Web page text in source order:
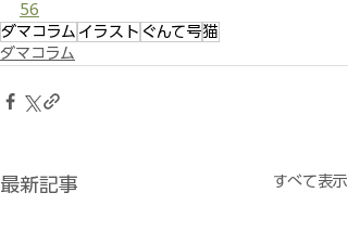
56
ダマコラム イラスト ぐんて号猫
ダマコラム
最新記事 すべて表示